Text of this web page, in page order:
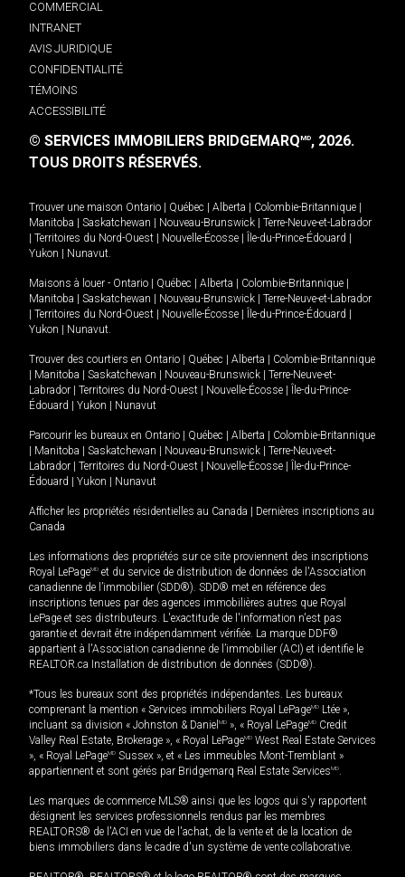
COMMERCIAL
INTRANET
AVIS JURIDIQUE
CONFIDENTIALITÉ
TÉMOINS
ACCESSIBILITÉ
© SERVICES IMMOBILIERS BRIDGEMARQMD, 2026.
TOUS DROITS RÉSERVÉS.
Trouver une maison Ontario Québec Alberta Colombie-Britannique
Manitoba
Saskatchewan Nouveau-Brunswick
Terre-Neuve-et-Labrador
Territoires du Nord-Ouest Nouvelle-Écosse Île-du-Prince-Édouard
Yukon
Nunavut.
Maisons à louer - Ontario Québec Alberta Colombie-Britannique
Manitoba
Saskatchewan Nouveau-Brunswick
Terre-Neuve-et-Labrador
Territoires du Nord-Ouest Nouvelle-Écosse Île-du-Prince-Édouard
Yukon
Nunavut.
Trouver des courtiers en Ontario Québec Alberta
Colombie-Britannique
Manitoba Saskatchewan Nouveau-Brunswick
Terre-Neuve-et-
Labrador
Territoires du Nord-Ouest Nouvelle-Écosse
Île-du-Prince-
Édouard
Yukon Nunavut
Parcourir les bureaux en Ontario Québec Alberta
Colombie-Britannique
Manitoba Saskatchewan Nouveau-Brunswick
Terre-Neuve-et-
Labrador
Territoires du Nord-Ouest Nouvelle-Écosse
Île-du-Prince-
Édouard
Yukon Nunavut
Afficher les propriétés résidentielles au Canada
Dernières inscriptions au
Canada
Les informations des propriétés sur ce site proviennent des inscriptions
Royal LePageMD et du service de distribution de données de l'Association
canadienne de l’immobilier (SDD®). SDD® met en référence des
inscriptions tenues par des agences immobilières autres que Royal
LePage et ses distributeurs. L'exactitude de l'information n'est pas
garantie et devrait être indépendamment vérifiée. La marque DDF®
appartient à l'Association canadienne de l’immobilier (ACI) et identifie le
REALTOR.ca Installation de distribution de données (SDD®).
*Tous les bureaux sont des propriétés indépendantes. Les bureaux
comprenant la mention « Services immobiliers Royal LePageMD Ltée »,
incluant sa division « Johnston & Daniel MD », « Royal LePageMD Credit
Valley Real Estate, Brokerage », « Royal LePageMD West Real Estate Services
», « Royal LePageMD Sussex », et « Les immeubles Mont-Tremblant »
appartiennent et sont gérés par Bridgemarq Real Estate ServicesMD.
Les marques de commerce MLS® ainsi que les logos qui s'y rapportent
désignent les services professionnels rendus par les membres
REALTORS® de l'ACI en vue de l'achat, de la vente et de la location de
biens immobiliers dans le cadre d'un système de vente collaborative.